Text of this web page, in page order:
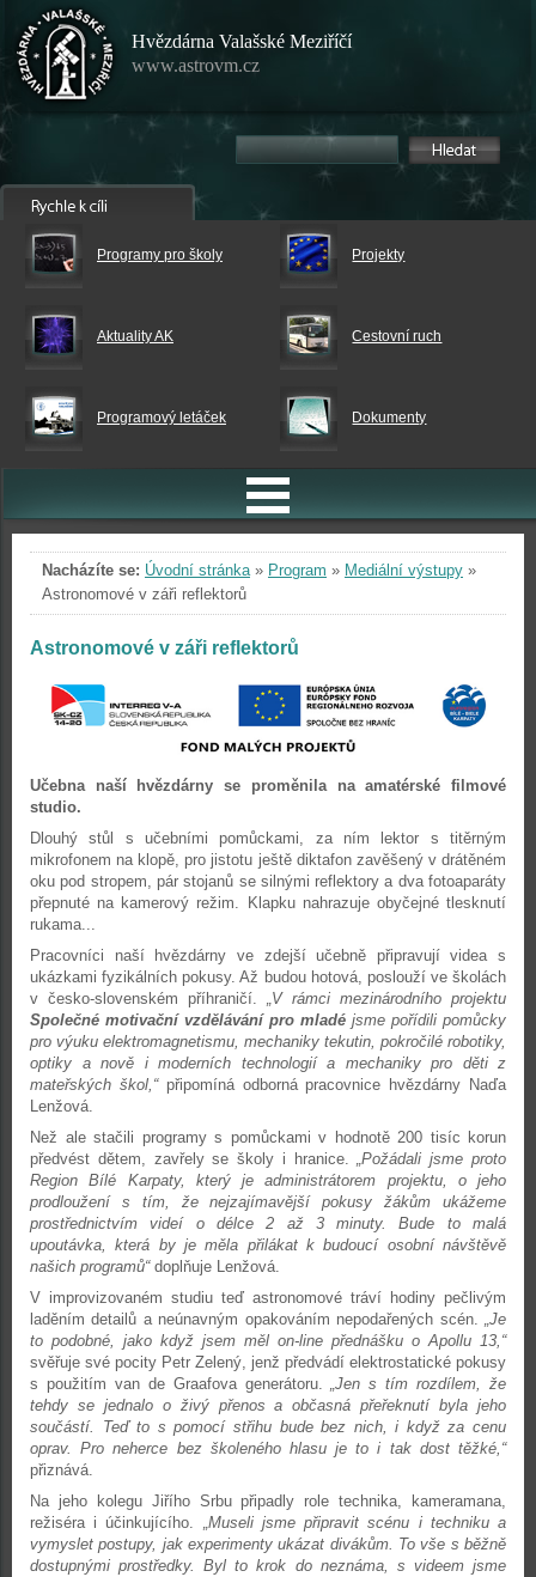
Hvězdárna Valašské Meziříčí
www.astrovm.cz
Programy pro školy Projekty
Aktuality AK Cestovní ruch
Programový letáček Dokumenty
Nacházíte se: Úvodní stránka» Program » Mediální výstupy »
Astronomové v záři reflektorů
Astronomové v záři reflektorů
Učebna naší hvězdárny se proměnila na amatérské filmové
studio.
Dlouhý stůl s učebními pomůckami, za ním lektor s titěrným
mikrofonem na klopě, pro jistotu ještě diktafon zavěšený v drátěném
oku pod stropem, pár stojanů se silnými reflektory a dva fotoaparáty
přepnuté na kamerový režim. Klapku nahrazuje obyčejné tlesknutí
rukama...
Pracovníci naší hvězdárny ve zdejší učebně připravují videa s
ukázkami fyzikálních pokusy. Až budou hotová, poslouží ve školách
v česko-slovenském příhraničí. „V rámci mezinárodního projektu
Společné motivační vzdělávání pro mladé jsme pořídili pomůcky
pro výuku elektromagnetismu, mechaniky tekutin, pokročilé robotiky,
optiky a nově i moderních technologií a mechaniky pro děti z
mateřských škol,“připomíná odborná pracovnice hvězdárny Naďa
Lenžová.
Než ale stačili programy s pomůckami v hodnotě 200 tisíc korun
předvést dětem, zavřely se školy i hranice.„Požádali jsme proto
Region Bílé Karpaty, který je administrátorem projektu, o jeho
prodloužení s tím, že nejzajímavější pokusy žákům ukážeme
prostřednictvím videí o délce 2 až 3 minuty. Bude to malá
upoutávka, která by je měla přilákat k budoucí osobní návštěvě
našich programů“doplňuje Lenžová.
V improvizovaném studiu teď astronomové tráví hodiny pečlivým
laděním detailů a neúnavným opakováním nepodařených scén. „Je
to podobné, jako když jsem měl on-line přednášku o Apollu 13,“
svěřuje své pocity Petr Zelený, jenž předvádí elektrostatické pokusy
s použitím van de Graafova generátoru. „Jen s tím rozdílem, že
tehdy se jednalo o živý přenos a občasná přeřeknutí byla jeho
součástí. Teď to s pomocí střihu bude bez nich, i když za cenu
oprav. Pro neherce bez školeného hlasu je to i tak dost těžké,“
přiznává.
Na jeho kolegu Jiřího Srbu připadly role technika, kameramana,
režiséra i účinkujícího. „Museli jsme připravit scénu i techniku a
vymyslet postupy, jak experimenty ukázat divákům. To vše s běžně
dostupnými prostředky. Byl to krok do neznáma, s videem jsme